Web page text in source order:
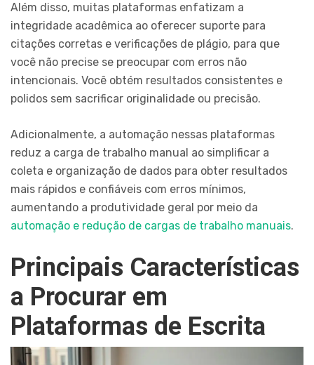
Além disso, muitas plataformas enfatizam a
integridade acadêmica ao oferecer suporte para
citações corretas e verificações de plágio, para que
você não precise se preocupar com erros não
intencionais. Você obtém resultados consistentes e
polidos sem sacrificar originalidade ou precisão.
Adicionalmente, a automação nessas plataformas
reduz a carga de trabalho manual ao simplificar a
coleta e organização de dados para obter resultados
mais rápidos e confiáveis com erros mínimos,
aumentando a produtividade geral por meio da
automação e redução de cargas de trabalho manuais.
Principais Características
a Procurar em
Plataformas de Escrita